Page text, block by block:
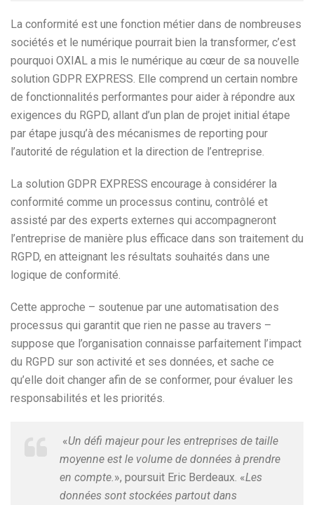
La conformité est une fonction métier dans de nombreuses
sociétés et le numérique pourrait bien la transformer, c’est
pourquoi OXIAL a mis le numérique au cœur de sa nouvelle
solution GDPR EXPRESS. Elle comprend un certain nombre
de fonctionnalités performantes pour aider à répondre aux
exigences du RGPD, allant d’un plan de projet initial étape
par étape jusqu’à des mécanismes de reporting pour
l’autorité de régulation et la direction de l’entreprise.
La solution GDPR EXPRESS encourage à considérer la
conformité comme un processus continu, contrôlé et
assisté par des experts externes qui accompagneront
l’entreprise de manière plus efficace dans son traitement du
RGPD, en atteignant les résultats souhaités dans une
logique de conformité.
Cette approche – soutenue par une automatisation des
processus qui garantit que rien ne passe au travers –
suppose que l’organisation connaisse parfaitement l’impact
du RGPD sur son activité et ses données, et sache ce
qu’elle doit changer afin de se conformer, pour évaluer les
responsabilités et les priorités.
«Un défi majeur pour les entreprises de taille
moyenne est le volume de données à prendre
en compte.», poursuit Eric Berdeaux. «Les
données sont stockées partout dans